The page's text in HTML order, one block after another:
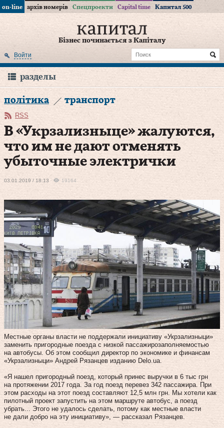
on-line архів номерів Спецпроекти Capital time Капитал 500
Бізнес починається з Капіталу
Войти
разделы
політика транспорт
RSS
В «Укрзализныце» жалуются,
что им не дают отменять
убыточные электрички
03.01.2019 / 18:13 19164
Местные органы власти не поддержали инициативу «Укрзализныци»
заменить пригородные поезда с низкой пассажирозаполняемостью
на автобусы. Об этом сообщил директор по экономике и финансам
«Укрзализныци» Андрей Рязанцев изданию Delo.ua.
«Я нашел пригородный поезд, который принес выручки в 6 тыс грн
на протяжении 2017 года. За год поезд перевез 342 пассажира. При
этом расходы на этот поезд составляют 12,5 млн грн. Мы хотели как
пилотный проект запустить на этом маршруте автобус, а поезд
убрать... Этого не удалось сделать, потому как местные власти
не дали добро на эту инициативу», — рассказал Рязанцев.